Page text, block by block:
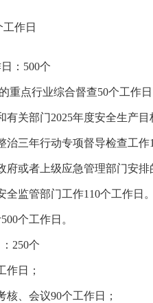
作日
：500个
重点行业综合督查50个工作
有关部门2025年度安全生产
治三年行动专项督导检查工
府或者上级应急管理部门安
全监管部门工作110个工作日
个工作日。
250个
作日；
核、会议90个工作日；